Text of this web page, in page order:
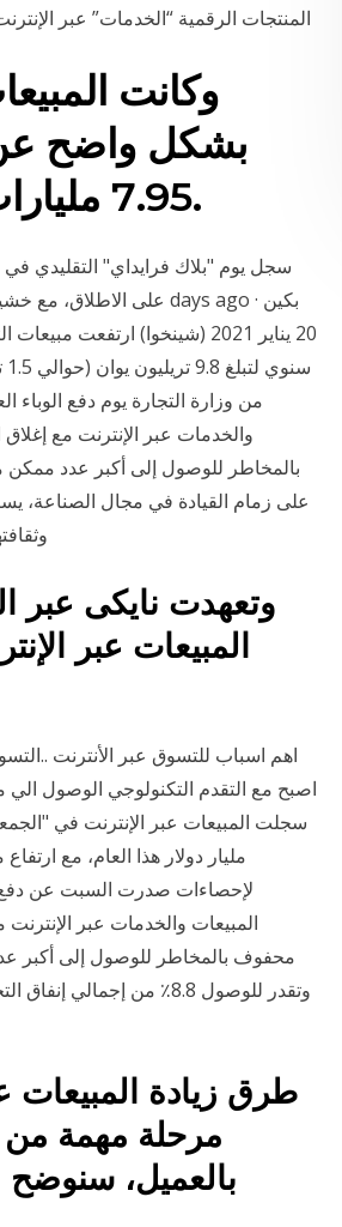
المنتجات الرقمية “الخدمات” عبر الإنترنت، فإنّ
بشكل واضح عن
7.95 مليارات دولار في مقابل 7.13 مليارات.
سجل يوم "بلاك فرايداي" التقليدي في
من وزارة التجارة يوم دفع الوباء
والخدمات عبر الإنترنت مع
بالمخاطر للوصول إلى أكبر عدد ممكن
على زمام القيادة في مجال الصناعة،
وتعهدت نايكى عبر
المبيعات عبر
اهم اسباب للتسوق عبر الأنترنت
مليار دولار هذا العام، مع
لإحصاءات صدرت السبت عن دفع
المبيعات والخدمات عبر
محفوف بالمخاطر للوصول إلى أكبر
طرق زيادة المبيعات
مرحلة مهمة من
بالعميل، سنوضح